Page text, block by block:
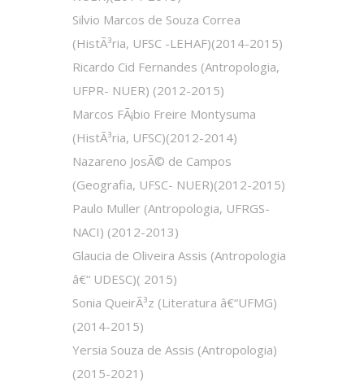
Silvio Marcos de Souza Correa
(HistÃ³ria, UFSC -LEHAF)(2014-2015)
Ricardo Cid Fernandes (Antropologia,
UFPR- NUER) (2012-2015)
Marcos FÃ¡bio Freire Montysuma
(HistÃ³ria, UFSC)(2012-2014)
Nazareno JosÃ© de Campos
(Geografia, UFSC- NUER)(2012-2015)
Paulo Muller (Antropologia, UFRGS-
NACI) (2012-2013)
Glaucia de Oliveira Assis (Antropologia
â€“ UDESC)( 2015)
Sonia QueirÃ³z (Literatura â€“UFMG)
(2014-2015)
Yersia Souza de Assis (Antropologia)
(2015-2021)